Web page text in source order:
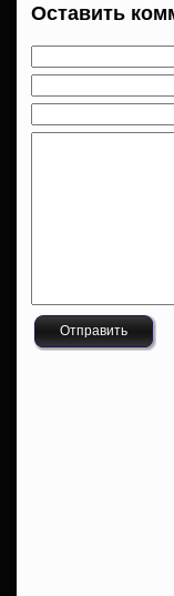
Оставить